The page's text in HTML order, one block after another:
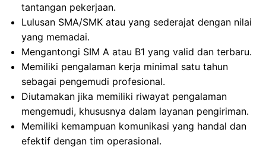
tantangan pekerjaan.
Lulusan SMA/SMK atau yang sederajat dengan nilai
yang memadai.
Mengantongi SIM A atau B1 yang valid dan terbaru.
Memiliki pengalaman kerja minimal satu tahun
sebagai pengemudi profesional.
Diutamakan jika memiliki riwayat pengalaman
mengemudi, khususnya dalam layanan pengiriman.
Memiliki kemampuan komunikasi yang handal dan
efektif dengan tim operasional.